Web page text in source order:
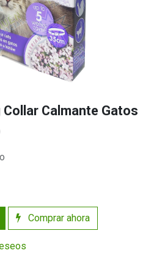
Collar Calmante Gatos
Comprar ahora